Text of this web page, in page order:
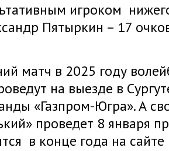
игроком
Пятыркин – 17
матч в 2025 году
на выезде в
«Газпром-Югра». А
проведет 8 января
в конце года на